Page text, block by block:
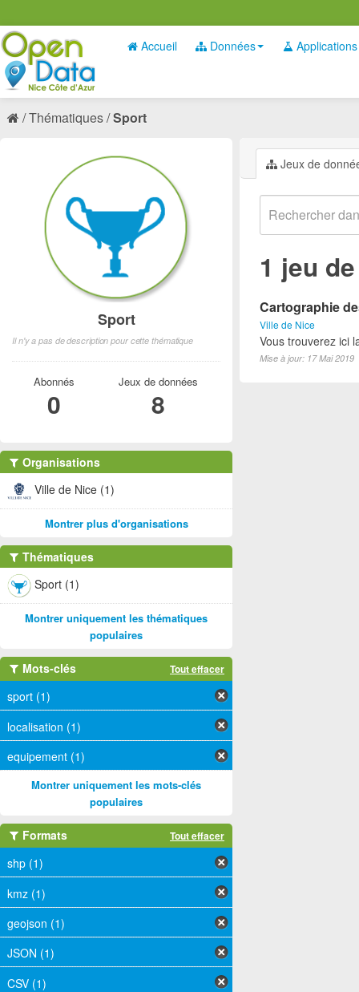
Accueil Données Applications
Thématiques Sport
Jeux de
1 jeu
Cartographie
Ville de Nice
Vous trouverez ici
Mise à jour: 17 Mai 2019
Sport
Il n'y a pas de description pour cette thématique
Abonnés
0
Jeux de données
8
Organisations
Ville de Nice (1)
Montrer plus d'organisations
Thématiques
Sport (1)
Montrer uniquement les thématiques
populaires
Mots-clés Tout effacer
sport (1)
localisation (1)
equipement (1)
Montrer uniquement les mots-clés
populaires
Formats Tout effacer
shp (1)
kmz (1)
geojson (1)
JSON (1)
CSV (1)